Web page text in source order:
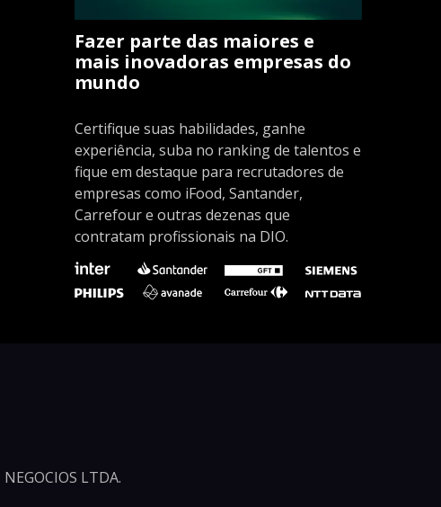
Fazer parte das maiores e
mais inovadoras empresas do
mundo
Certifique suas habilidades, ganhe
experiência, suba no ranking de talentos e
fique em destaque para recrutadores de
empresas como iFood, Santander,
Carrefour e outras dezenas que
contratam profissionais na DIO.
LTDA.